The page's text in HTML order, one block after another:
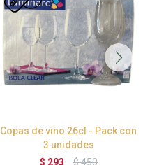
Copas de vino 26cl - Pack con
3 unidades
$ 293 $450